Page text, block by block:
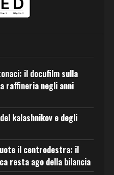
il docufilm sulla
raffineria negli anni
kalashnikov e degli
il centrodestra: il
resta ago della bilancia